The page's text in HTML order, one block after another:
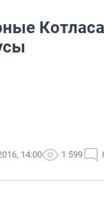
14:00 1 599